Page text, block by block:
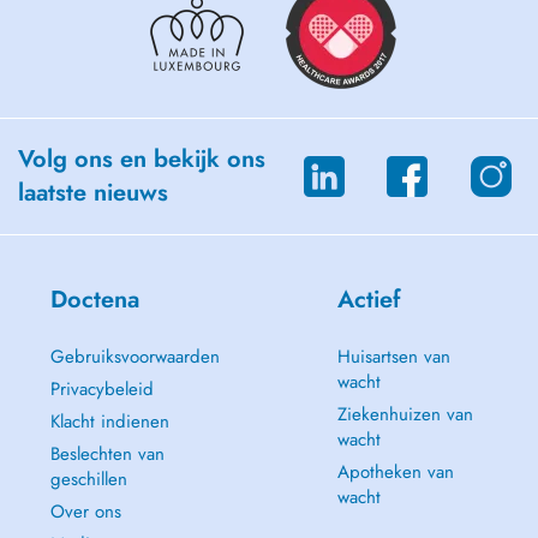
- Manuelle und osteopathische Behandlung schmerzhafter
Funktionsstörungen (so genannte Blockierungen) am Haltungs- und
Bewegungsapparat (Gelenke, Wirbelsäule, Kreuzdarmbeingelenke
Schmerzfreiheit zu erreichen.
- Triggerpunkt-Therapie manuell und Triggerakupunktur
- Behandlung von Kiefergelenksdysfunktionen CMD
-Check-ups
internistischer Erkrankungen
-Gesundheitsvorsorge-Untersuchungen
-Impfungen
-Hautkrebsscreening
-Kinder- und Jugendsprechstunde
-Koordination mitbehandelnder Fachärzte
-Impfberatung für Internationale Reisen
- Führerscheine Eignungstest
3- Zusatzleistungen:
Volg ons en bekijk ons
laatste nieuws
Doctena
Gebruiksvoorwaarden
Privacybeleid
Klacht indienen
Beslechten van
geschillen
Over ons
Actief
Huisartsen van
wacht
Ziekenhuizen van
wacht
Apotheken van
wacht